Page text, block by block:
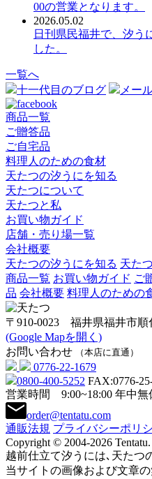
00の営業となります。
2026.05.02
日刊県民福井で、汐う
した。
一覧へ
十一代目のブログ
メー
商品一覧
ご贈答品
ご自宅品
料理人のための食材
天たつの汐うにを知る
天たつについて
天たつと私
お買い物ガイド
店舗・売り場一覧
会社概要
天たつの汐うにを知る 天た
商品一覧 お買い物ガイド ご
品 会社概要 料理人のための
〒910-0023 福井県福井市順
(Google Mapを開く)
お問い合わせ
（本店に直通）
0776-22-1679
0800-400-5252 FAX:0776-
営業時間 9:00~18:00 年中無
order@tentatu.com
通販法規 プライバシーポリ
Copyright © 2004-2026
越前仕立て汐うには､天たつ
当サイトの画像および文章